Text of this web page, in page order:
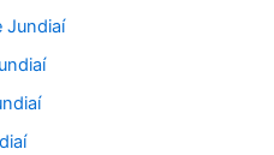
Jundiaí